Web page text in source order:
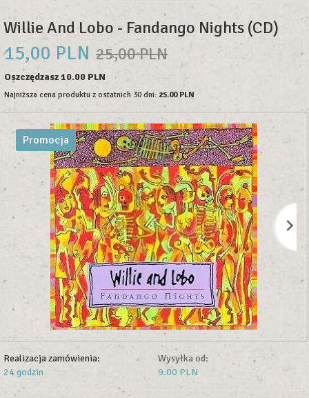
Willie And Lobo - Fandango Nights (CD)
15,00 PLN 25,00 PLN
Oszczędzasz 10.00 PLN
Najniższa cena produktu z ostatnich 30 dni: 25.00 PLN
Promocja
Realizacja zamówienia:
24 godzin
Wysyłka od:
9.00 PLN